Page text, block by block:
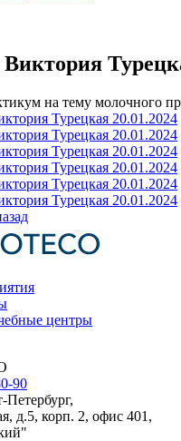
на тему молочного
центры
90
Петербург,
д.5, корп. 2, офис 401,